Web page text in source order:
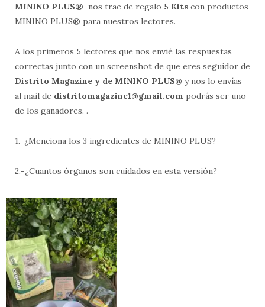
MININO PLUS® nos trae de regalo 5 Kits con productos
MININO PLUS® para nuestros lectores.
A los primeros 5 lectores que nos envié las respuestas
correctas junto con un screenshot de que eres seguidor de
Distrito Magazine y de MININO PLUS@ y nos lo envías
al mail de distritomagazine1@gmail.com podrás ser uno
de los ganadores. .
1.-¿Menciona los 3 ingredientes de MININO PLUS?
2.-¿Cuantos órganos son cuidados en esta versión?